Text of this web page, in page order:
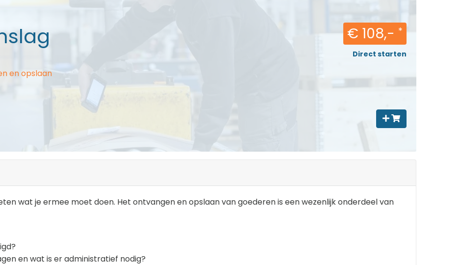
€ 108,- *
Direct starten
en opslaan
wat je ermee moet doen. Het ontvangen en opslaan van goederen is een wezenlijk onderdeel van
en wat is er administratief nodig?